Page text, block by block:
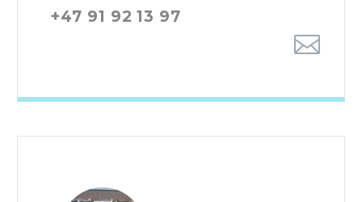
+47 91 92 13 97